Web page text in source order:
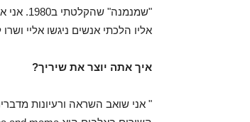
אליו הלכתי אנשים ניגשו אליי
איך אתה יוצר את שיריך?
" אני שואב השראה ורעיונות